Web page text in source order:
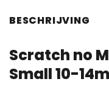
BESCHRIJVING
Scratch no
Small 10-